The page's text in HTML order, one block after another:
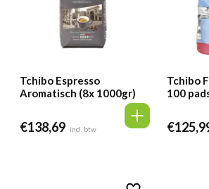
Tchibo Espresso
Aromatisch (8x 1000gr)
€138,69 incl. btw
Tchibo
100
€